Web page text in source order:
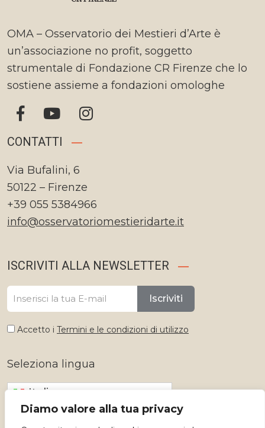
Diamo valore alla tua privacy
OMA – Osservatorio dei Mestieri d’Arte è
un’associazione no profit, soggetto
strumentale di Fondazione CR Firenze che lo
sostiene assieme a fondazioni omologhe
CONTATTI
Via Bufalini, 6
50122 – Firenze
+39 055 5384966
info@osservatoriomestieridarte.it
ISCRIVITI ALLA NEWSLETTER
Iscriviti
Accetto i Termini e le condizioni di utilizzo
Seleziona lingua
Italiano